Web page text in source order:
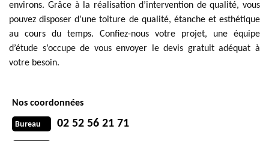
environs. Grâce à la réalisation d’intervention de qualité, vous
pouvez disposer d’une toiture de qualité, étanche et esthétique
au cours du temps. Confiez-nous votre projet, une équipe
d’étude s’occupe de vous envoyer le devis gratuit adéquat à
votre besoin.
Nos coordonnées
Bureau 02 52 56 21 71